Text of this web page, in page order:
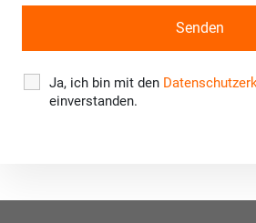
Ja, ich bin mit den
einverstanden.